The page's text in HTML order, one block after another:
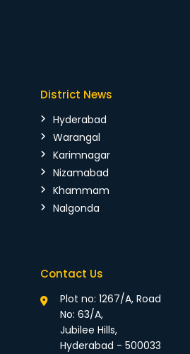
District News
Hyderabad
Warangal
Karimnagar
Nizamabad
Khammam
Nalgonda
Contact Us
Plot no: 1267/A, Road
No: 63/A,
Jubilee Hills,
Hyderabad - 500033